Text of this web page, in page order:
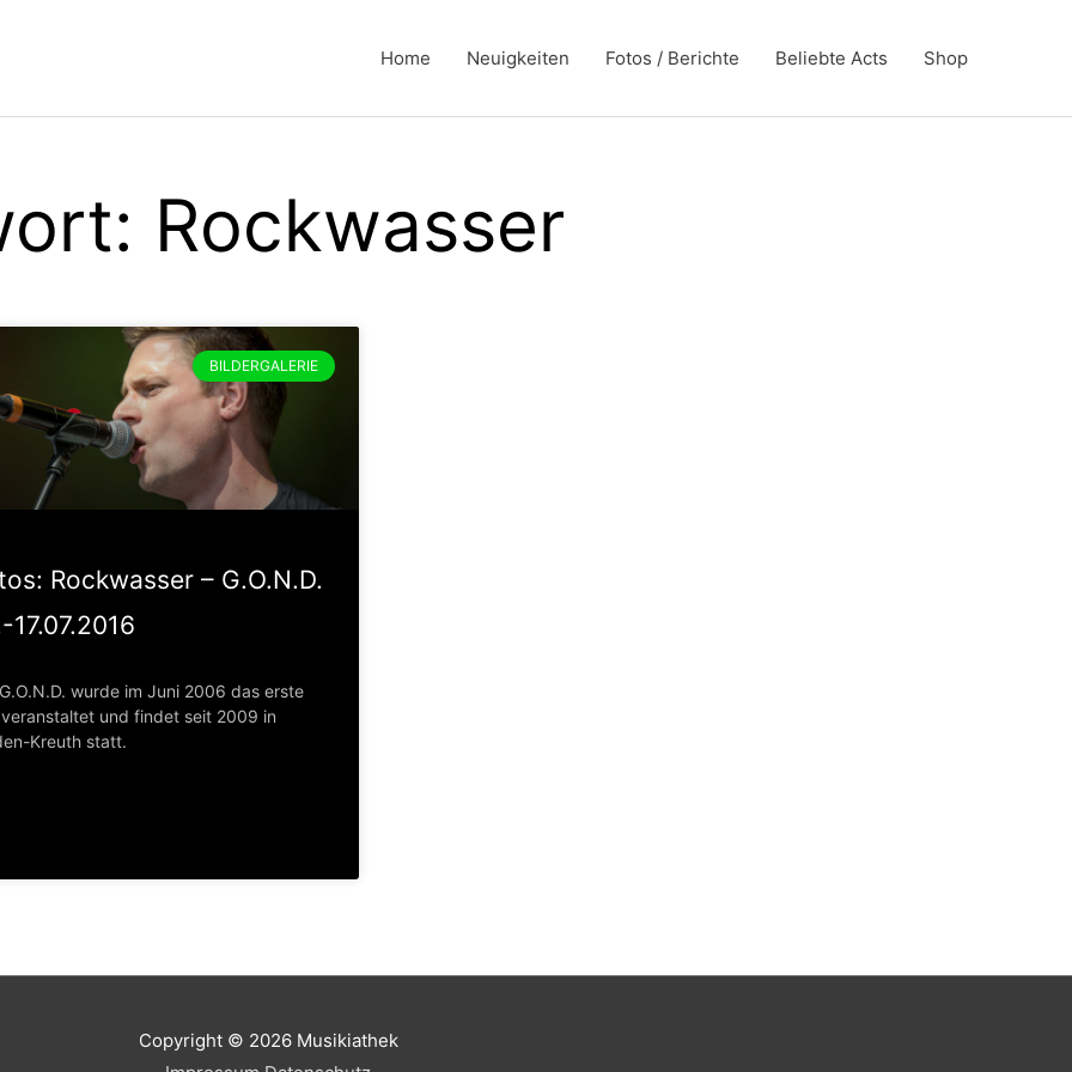
Home Neuigkeiten Fotos / Berichte Beliebte Acts Shop
Rockwasser
BILDERGALERIE
Rockwasser – G.O.N.D.
17.07.2016
wurde im Juni 2006 das erste
veranstaltet und findet seit 2009 in
Kreuth statt.
Copyright © 2026 Musikiathek